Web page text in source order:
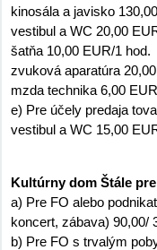
kinosála a javisko
vestibul a WC 20,00
šatňa 10,00 EUR/1 hod.
zvuková aparatúra
mzda technika 6,00
e) Pre účely predaja
vestibul a WC 15,00
Kultúrny dom Štále
a) Pre FO alebo
koncert, zábava) 90,00/
b) Pre FO s trvalým